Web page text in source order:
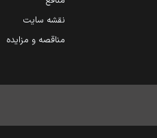
نقشه سایت
مناقصه و مزایده